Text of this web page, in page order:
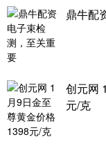
鼎牛配
创元网
元/克